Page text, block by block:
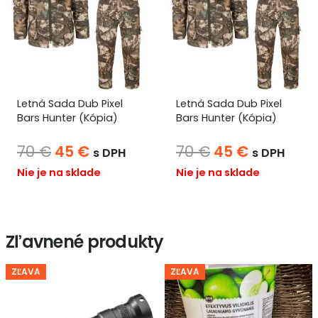
Letná Sada Dub Pixel
Bars Hunter (Kópia)
70€Pôvodná
cena
45€Aktuálna
cena
s DPH
Nie je na sklade
Letná Sada Borovicový
les Bars Hunter
70€Pôvodná
cena
58€
cena
s DPH
Nie je na sklade
Zľavnené produkty
ZĽAVA ZĽAVA